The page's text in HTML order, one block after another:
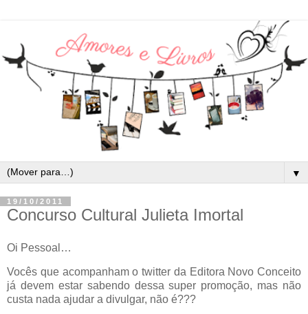
▼
19/10/2011
Concurso Cultural Julieta Imortal
Oi Pessoal…
Vocês que acompanham o twitter da Editora Novo Conceito
já devem estar sabendo dessa super promoção, mas não
custa nada ajudar a divulgar, não é???